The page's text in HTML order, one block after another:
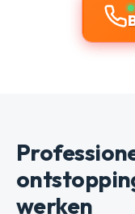
werken